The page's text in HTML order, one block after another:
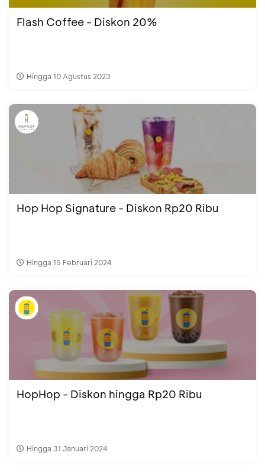
Flash Coffee - Diskon 20%
Hingga 10 Agustus 2023
Hop Hop Signature - Diskon Rp20 Ribu
Hingga 15 Februari 2024
HopHop - Diskon hingga Rp20 Ribu
Hingga 31 Januari 2024